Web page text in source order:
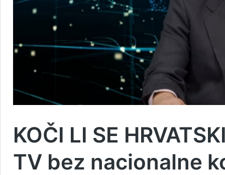
KOČI LI SE
TV bez nacionalne